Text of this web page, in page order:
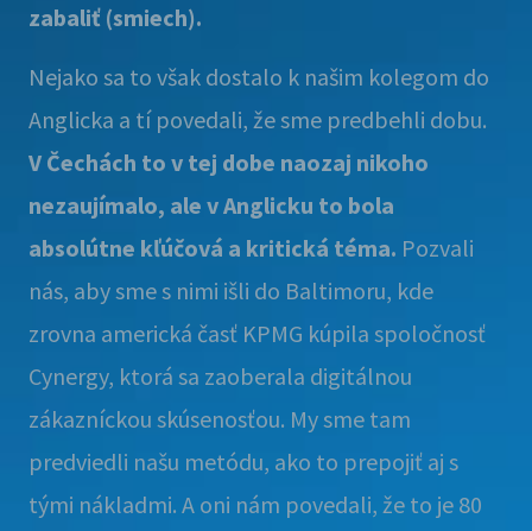
zabaliť (smiech).
Nejako sa to však dostalo k našim kolegom do
Anglicka a tí povedali, že sme predbehli dobu.
V Čechách to v tej dobe naozaj nikoho
nezaujímalo, ale v Anglicku to bola
absolútne kľúčová a kritická téma. Pozvali
nás, aby sme s nimi išli do Baltimoru, kde
zrovna americká časť KPMG kúpila spoločnosť
Cynergy, ktorá sa zaoberala digitálnou
zákazníckou skúsenosťou. My sme tam
predviedli našu metódu, ako to prepojiť aj s
tými nákladmi. A oni nám povedali, že to je 80